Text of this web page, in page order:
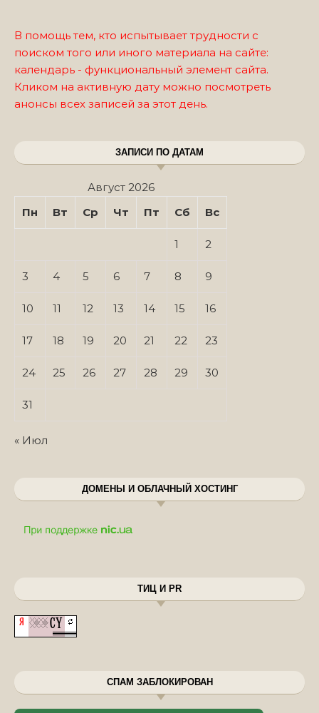
В помощь тем, кто испытывает трудности с
поиском того или иного материала на сайте:
календарь - функциональный элемент сайта.
Кликом на активную дату можно посмотреть
анонсы всех записей за этот день.
ЗАПИСИ ПО ДАТАМ
Август 2026
Пн
Вт Ср Чт Пт Сб Вс
1 2
3 4 5 6 7 8 9
10 11 12 13 14 15 16
17 18 19 20 21 22 23
24 25 26 27 28 29 30
31
« Июл
ДОМЕНЫ И ОБЛАЧНЫЙ ХОСТИНГ
ТИЦ И PR
СПАМ ЗАБЛОКИРОВАН